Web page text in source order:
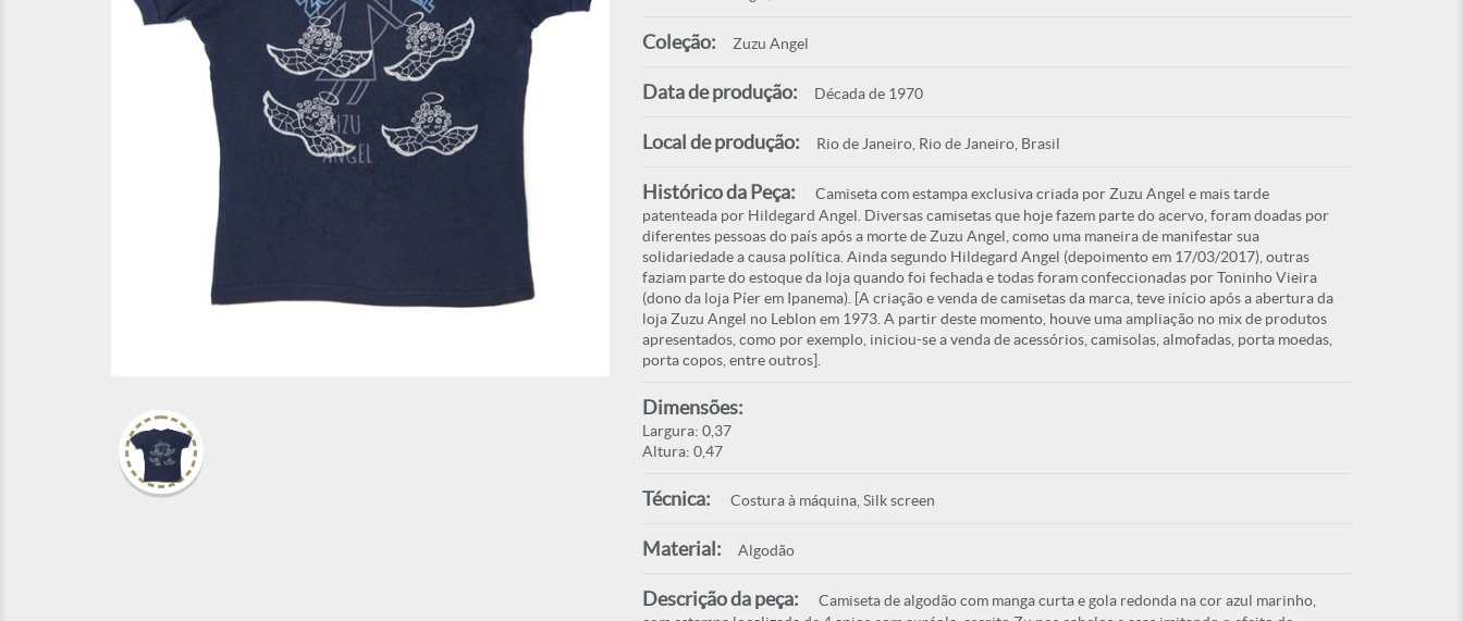
Coleção: Zuzu Angel
Data de produção: Década de 1970
Local de produção: Rio de Janeiro, Rio de Janeiro, Brasil
Histórico da Peça:
Camiseta com estampa exclusiva criada por Zuzu Angel e mais tarde
patenteada por Hildegard Angel. Diversas camisetas que hoje fazem parte do acervo, foram doadas por
diferentes pessoas do país após a morte de Zuzu Angel, como uma maneira de manifestar sua
solidariedade a causa política. Ainda segundo Hildegard Angel (depoimento em 17/03/2017), outras
faziam parte do estoque da loja quando foi fechada e todas foram confeccionadas por Toninho Vieira
(dono da loja Píer em Ipanema). [A criação e venda de camisetas da marca, teve início após a abertura da
loja Zuzu Angel no Leblon em 1973. A partir deste momento, houve uma ampliação no mix de produtos
apresentados, como por exemplo, iniciou-se a venda de acessórios, camisolas, almofadas, porta moedas,
porta copos, entre outros].
Dimensões:
Largura: 0,37
Altura: 0,47
Técnica: Costura à máquina, Silk screen
Material: Algodão
Descrição da peça:
Camiseta de algodão com manga curta e gola redonda na cor azul marinho,